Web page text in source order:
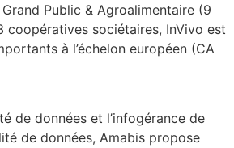
Public & Agroalimentaire (9
coopératives sociétaires, InVivo est
à l’échelon européen (CA
de données et l’infogérance de
de données, Amabis propose